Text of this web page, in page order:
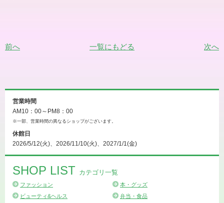
前へ 一覧にもどる 次へ
営業時間
AM10：00～PM8：00
※一部、営業時間の異なるショップがございます。
休館日
2026/5/12(火)、2026/11/10(火)、2027/1/1(金)
SHOP LIST カテゴリ一覧
ファッション
本・グッズ
ビューティ&ヘルス
弁当・食品